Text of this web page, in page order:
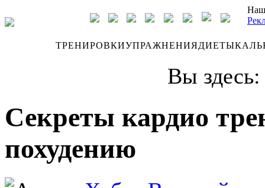
ТРЕНИРОВКИУПРАЖНЕНИЯДИЕТЫ
Вы
Секреты кардио
похудению